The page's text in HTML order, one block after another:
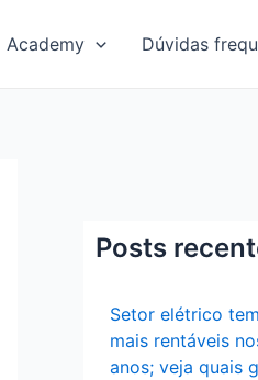
Academy Dúvidas
Posts
Setor elétrico
mais rentáveis
anos; veja quais